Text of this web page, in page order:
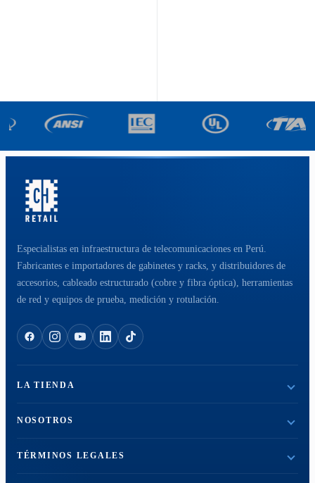
Especialistas en infraestructura de telecomunicaciones en Perú.
Fabricantes e importadores de gabinetes y racks, y distribuidores de
accesorios, cableado estructurado (cobre y fibra óptica), herramientas
de red y equipos de prueba, medición y rotulación.
LA TIENDA
NOSOTROS
TÉRMINOS LEGALES